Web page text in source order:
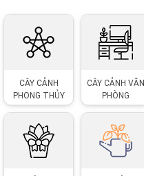
CÂY CẢNH
PHONG THỦY
CÂY CẢNH VĂN
PHÒNG